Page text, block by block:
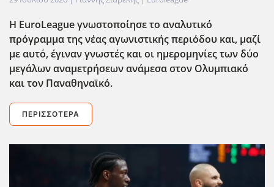
Η EuroLeague γνωστοποίησε το αναλυτικό
πρόγραμμα της νέας αγωνιστικής περιόδου και, μαζί
με αυτό, έγιναν γνωστές και οι ημερομηνίες των δύο
μεγάλων αναμετρήσεων ανάμεσα στον Ολυμπιακό
και τον Παναθηναϊκό.
ΠΕΡΙΣΣΌΤΕΡΑ